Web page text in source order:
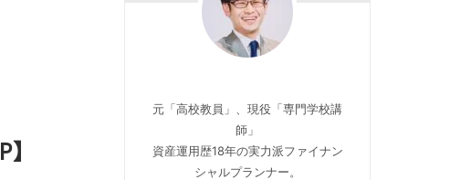
元「高校教員」、現役「専門学校講
師」
資産運用歴18年の実力派ファイナン
シャルプランナー。